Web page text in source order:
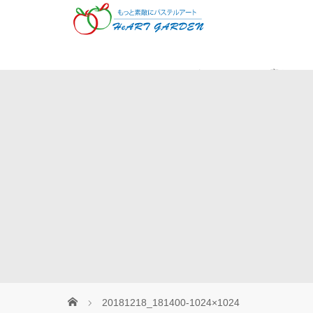
癒やしの
20181218_181400-1024×1024